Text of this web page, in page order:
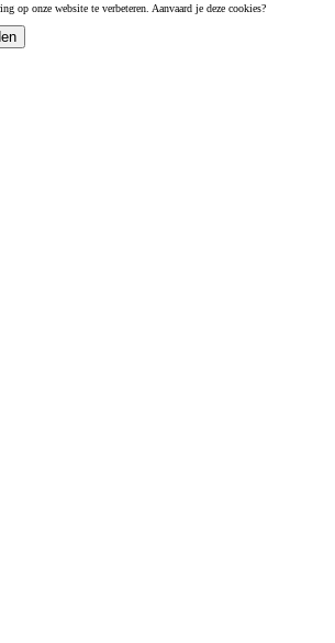
op onze website te verbeteren. Aanvaard je deze cookies?